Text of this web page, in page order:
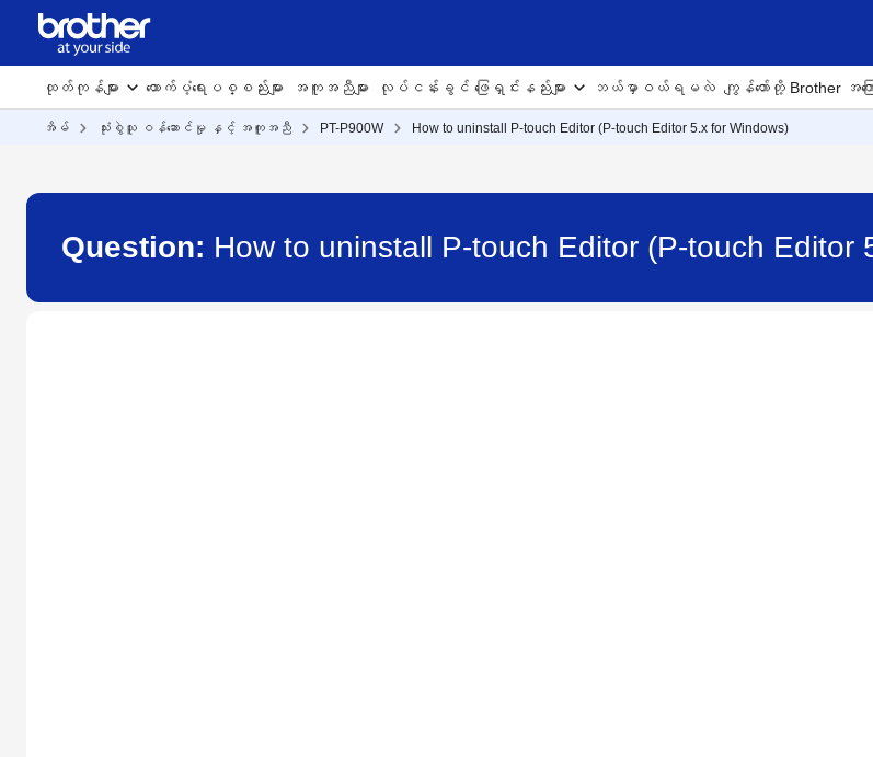
ထုတ်ကုန်များ ထောက်ပံ့ရေးပစ္စည်းများ အကူအညီများ လုပ်ငန်းခွင် ဖြေရှင်းနည်းများ ဘယ်မှာဝယ်ရမလဲ ကျွန်တော်တို့ Brother အကြေ
အိမ် သုံးစွဲသူ ဝန်ဆောင်မှု နှင့် အကူအညီ PT-P900W How to uninstall P-touch Editor (P-touch Editor 5.x for Windows)
Question: How to uninstall P-touch Editor (P-touch Editor